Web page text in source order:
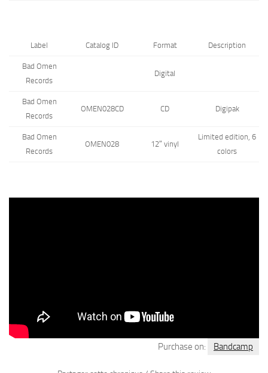
Label Catalog ID Format Description
Bad Omen
Records
Digital
Bad Omen
Records
OMEN028CD CD Digipak
Bad Omen
Records
OMEN028 12″ vinyl
Limited edition, 6
colors
Purchase on: Bandcamp